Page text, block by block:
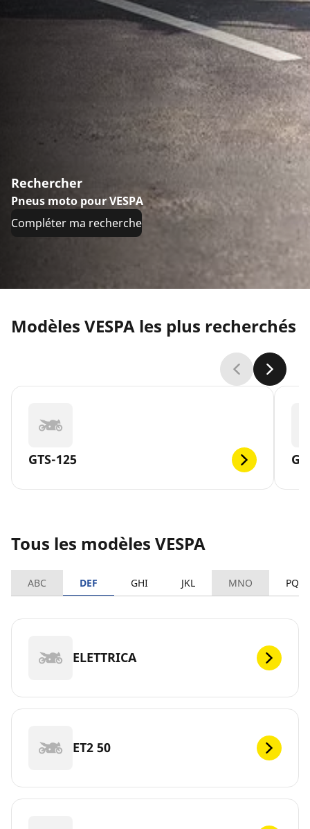
Rechercher
Pneus moto pour VESPA
Compléter ma recherche
Modèles VESPA les plus recherchés
GTS-125
Tous les modèles VESPA
ABC DEF GHI JKL MNO PQRS
ELETTRICA
ET2 50